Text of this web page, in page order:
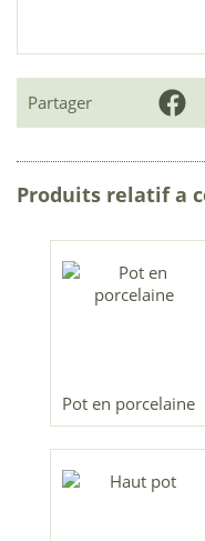
Partager
Produits relatif a
Pot en porcelaine